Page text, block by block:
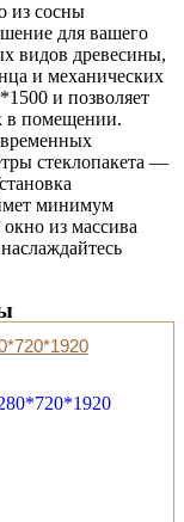
из сосны
для вашего
видов древесины,
и механических
и позволяет
в помещении.
стеклопакета —
минимум
окно из массива